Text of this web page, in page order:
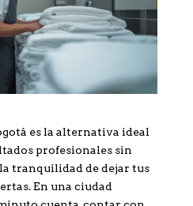
es la alternativa ideal
profesionales sin
tranquilidad de dejar tus
En una ciudad